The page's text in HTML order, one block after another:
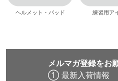
ヘルメット・パッド 練習用ア
メルマガ登録をお
① 最新入荷情報